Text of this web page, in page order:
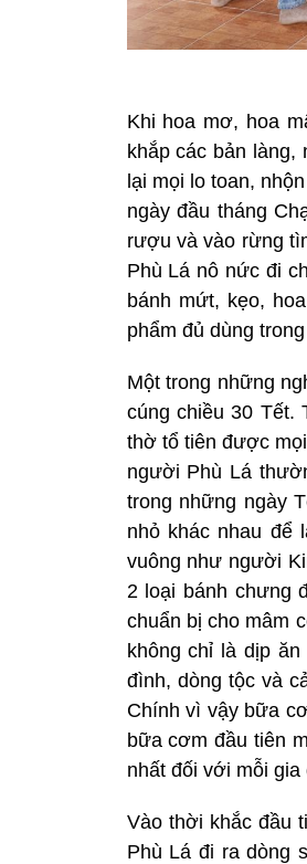
Khi hoa mơ, hoa
khắp các bản
lại mọi lo toan,
ngày đầu tháng
rượu và vào rừng
Phù Lá nô nức đi
bánh mứt, kẹo,
phẩm đủ dùng
Một trong những
cúng chiều 30 Tết.
thờ tổ tiên được
người Phù Lá
trong những ngày
nhỏ khác nhau để
vuông như người
2 loại bánh chưng
chuẩn bị cho mâm
không chỉ là dịp
đình, dòng tộc và
Chính vì vậy bữa
bữa cơm đầu tiên
nhất đối với mỗi gia
Vào thời khắc đầu
Phù Lá đi ra dòng